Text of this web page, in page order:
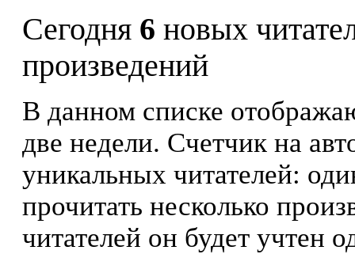
Сегодня 6 новых
произведений
В данном списке
две недели. Счетчик на
уникальных читателей:
прочитать несколько
читателей он будет учтен